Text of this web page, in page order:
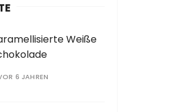
Weiße
6 JAHREN